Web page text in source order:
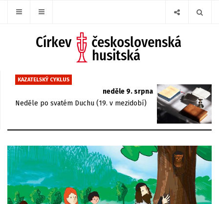
KAZATELSKÝ CYKLUS
neděle 9. srpna
Neděle po svatém Duchu (19. v mezidobí)